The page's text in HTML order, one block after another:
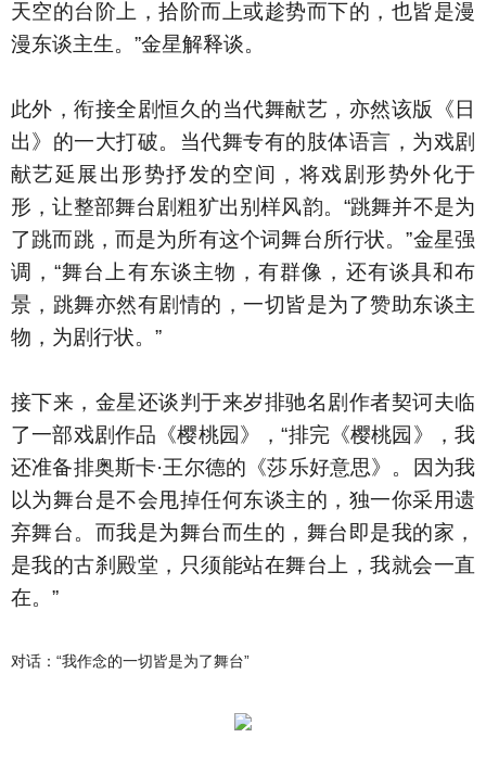
天空的台阶上，拾阶而上或趁势而下的，也皆是漫
漫东谈主生。”金星解释谈。
此外，衔接全剧恒久的当代舞献艺，亦然该版《日
出》的一大打破。当代舞专有的肢体语言，为戏剧
献艺延展出形势抒发的空间，将戏剧形势外化于
形，让整部舞台剧粗犷出别样风韵。“跳舞并不是为
了跳而跳，而是为所有这个词舞台所行状。”金星强
调，“舞台上有东谈主物，有群像，还有谈具和布
景，跳舞亦然有剧情的，一切皆是为了赞助东谈主
物，为剧行状。”
接下来，金星还谈判于来岁排驰名剧作者契诃夫临
了一部戏剧作品《樱桃园》，“排完《樱桃园》，我
还准备排奥斯卡·王尔德的《莎乐好意思》。因为我
以为舞台是不会甩掉任何东谈主的，独一你采用遗
弃舞台。而我是为舞台而生的，舞台即是我的家，
是我的古刹殿堂，只须能站在舞台上，我就会一直
在。”
对话：“我作念的一切皆是为了舞台”